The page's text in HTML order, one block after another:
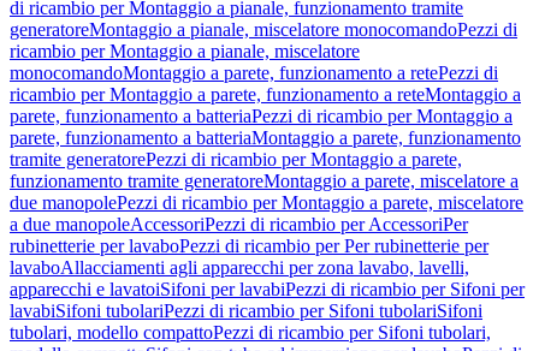
di ricambio per Montaggio a pianale, funzionamento tramite
generatoreMontaggio a pianale, miscelatore monocomandoPezzi di
ricambio per Montaggio a pianale, miscelatore
monocomandoMontaggio a parete, funzionamento a retePezzi di
ricambio per Montaggio a parete, funzionamento a reteMontaggio a
parete, funzionamento a batteriaPezzi di ricambio per Montaggio a
parete, funzionamento a batteriaMontaggio a parete, funzionamento
tramite generatorePezzi di ricambio per Montaggio a parete,
funzionamento tramite generatoreMontaggio a parete, miscelatore a
due manopolePezzi di ricambio per Montaggio a parete, miscelatore
a due manopoleAccessoriPezzi di ricambio per AccessoriPer
rubinetterie per lavaboPezzi di ricambio per Per rubinetterie per
lavaboAllacciamenti agli apparecchi per zona lavabo, lavelli,
apparecchi e lavatoiSifoni per lavabiPezzi di ricambio per Sifoni per
lavabiSifoni tubolariPezzi di ricambio per Sifoni tubolariSifoni
tubolari, modello compattoPezzi di ricambio per Sifoni tubolari,